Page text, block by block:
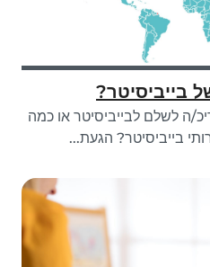
בייביסיטר?
ה לשלם לבייביסיטר או כמה
בייביסיטר? הגעת...